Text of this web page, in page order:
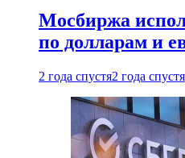
Мосбиржа
по долларам и
2 года спустя2 года спустя